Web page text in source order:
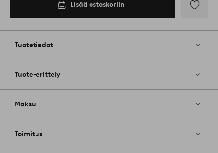
Lisää ostoskoriin
Tuotetiedot
Tuote-erittely
Maksu
Toimitus